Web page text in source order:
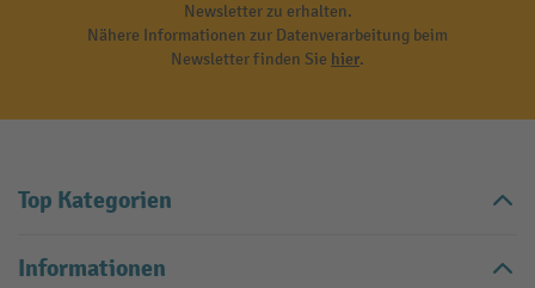
Newsletter zu erhalten.
Nähere Informationen zur Datenverarbeitung beim
Newsletter finden Sie hier.
Top Kategorien
Informationen